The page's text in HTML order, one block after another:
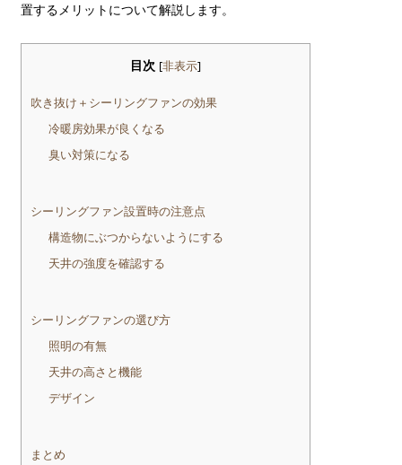
置するメリットについて解説します。
目次 [非表示]
吹き抜け＋シーリングファンの効果
冷暖房効果が良くなる
臭い対策になる
シーリングファン設置時の注意点
構造物にぶつからないようにする
天井の強度を確認する
シーリングファンの選び方
照明の有無
天井の高さと機能
デザイン
まとめ